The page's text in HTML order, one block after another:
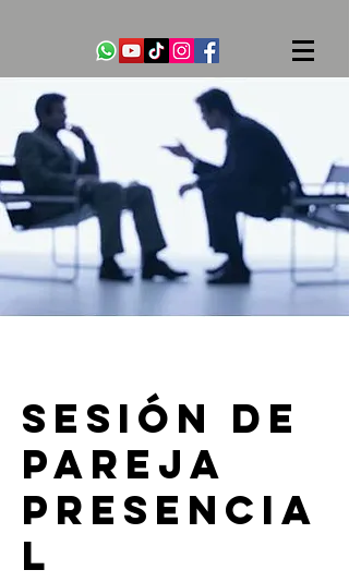
Sesión de
pareja
Presencia
l